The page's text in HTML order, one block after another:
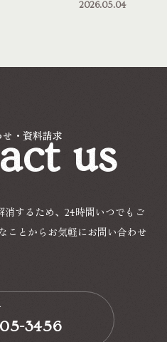
2026.05.04
せ・資料請求 us
消するため、24時間いつでもご
ことからお気軽にお問い合わせ
3456